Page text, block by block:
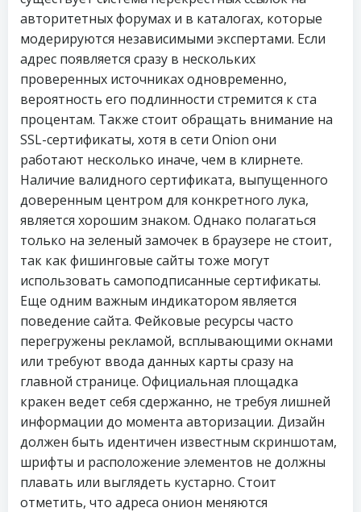
авторитетных форумах и в каталогах, которые
модерируются независимыми экспертами. Если
адрес появляется сразу в нескольких
проверенных источниках одновременно,
вероятность его подлинности стремится к ста
процентам. Также стоит обращать внимание на
SSL-сертификаты, хотя в сети Onion они
работают несколько иначе, чем в клирнете.
Наличие валидного сертификата, выпущенного
доверенным центром для конкретного лука,
является хорошим знаком. Однако полагаться
только на зеленый замочек в браузере не стоит,
так как фишинговые сайты тоже могут
использовать самоподписанные сертификаты.
Еще одним важным индикатором является
поведение сайта. Фейковые ресурсы часто
перегружены рекламой, всплывающими окнами
или требуют ввода данных карты сразу на
главной странице. Официальная площадка
кракен ведет себя сдержанно, не требуя лишней
информации до момента авторизации. Дизайн
должен быть идентичен известным скриншотам,
шрифты и расположение элементов не должны
плавать или выглядеть кустарно. Стоит
отметить, что адреса онион меняются